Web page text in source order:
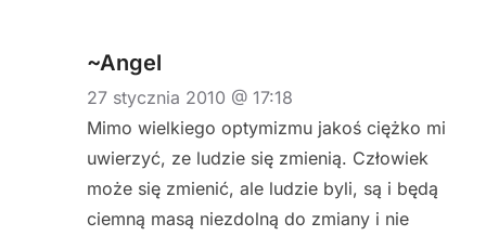
~Angel
27 stycznia 2010 @ 17:18
Mimo wielkiego optymizmu jakoś ciężko mi
uwierzyć, ze ludzie się zmienią. Człowiek
może się zmienić, ale ludzie byli, są i będą
ciemną masą niezdolną do zmiany i nie